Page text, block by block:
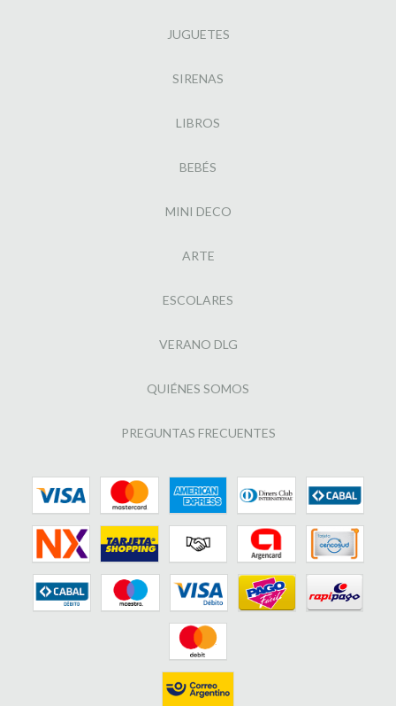
JUGUETES
SIRENAS
LIBROS
BEBÉS
MINI DECO
ARTE
ESCOLARES
VERANO DLG
QUIÉNES SOMOS
PREGUNTAS FRECUENTES